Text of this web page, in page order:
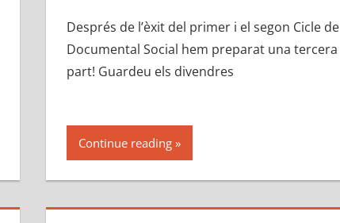
Després de l’èxit del primer i el segon Cicle de
Documental Social hem preparat una tercera
part! Guardeu els divendres
Continue reading